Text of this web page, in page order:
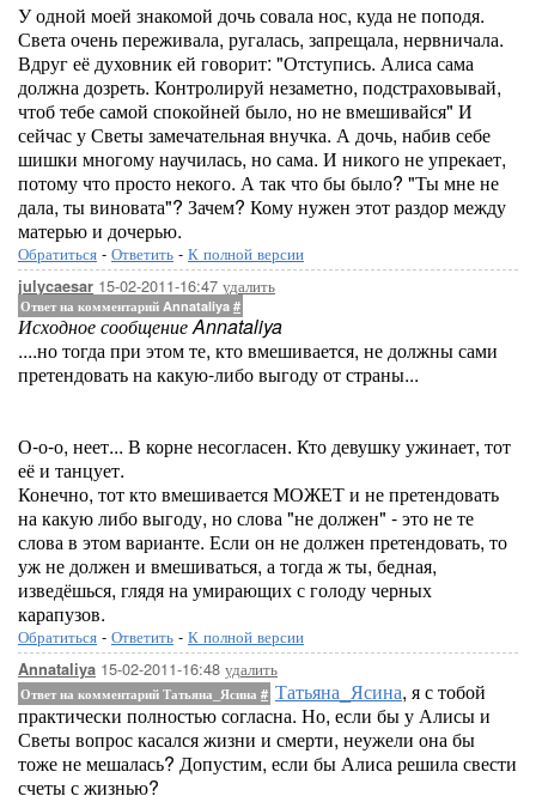
У одной моей знакомой дочь совала нос, куда не поподя.
Света очень переживала, ругалась, запрещала, нервничала.
Вдруг её духовник ей говорит: "Отступись. Алиса сама
должна дозреть. Контролируй незаметно, подстраховывай,
чтоб тебе самой спокойней было, но не вмешивайся" И
сейчас у Светы замечательная внучка. А дочь, набив себе
шишки многому научилась, но сама. И никого не упрекает,
потому что просто некого. А так что бы было? "Ты мне не
дала, ты виновата"? Зачем? Кому нужен этот раздор между
матерью и дочерью.
Обратиться - Ответить - К полной версии
julycaesar 15-02-2011-16:47 удалить
Ответ на комментарий Annataliya #
Исходное сообщение Annataliya
....но тогда при этом те, кто вмешивается, не должны сами
претендовать на какую-либо выгоду от страны...
О-о-о, неет... В корне несогласен. Кто девушку ужинает, тот
её и танцует.
Конечно, тот кто вмешивается МОЖЕТ и не претендовать
на какую либо выгоду, но слова "не должен" - это не те
слова в этом варианте. Если он не должен претендовать, то
уж не должен и вмешиваться, а тогда ж ты, бедная,
изведёшься, глядя на умирающих с голоду черных
карапузов.
Обратиться - Ответить - К полной версии
Annataliya 15-02-2011-16:48 удалить
Ответ на комментарий Татьяна_Ясина # Татьяна_Ясина, я с тобой
практически полностью согласна. Но, если бы у Алисы и
Светы вопрос касался жизни и смерти, неужели она бы
тоже не мешалась? Допустим, если бы Алиса решила свести
счеты с жизнью?